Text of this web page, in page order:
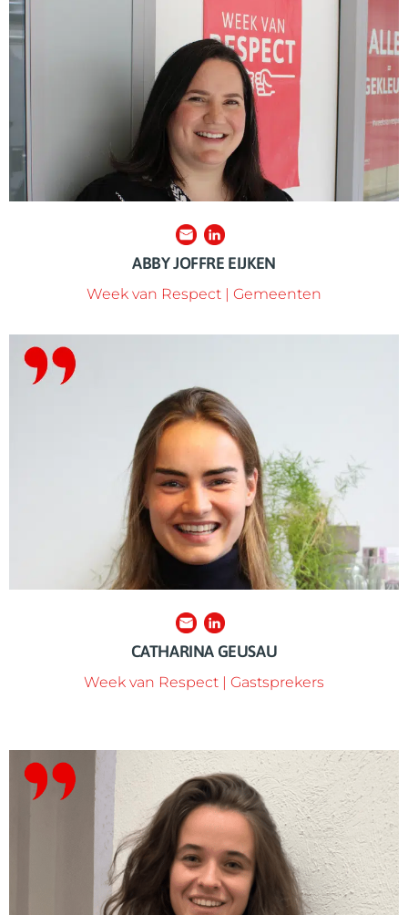
Samen met Julia is Abby verantwoordelijk voor het
ondersteunen en inspireren van de Respect Gemeenten.
Abby is vindingrijk en altijd meedenkend. Deze skills zet ze
graag in als ze in samenwerking de Week van Respect
lokaal invulling geeft. Wil je ook aanhaken? Abby plant
graag een kennismakingsgesprek in.
ABBY JOFFRE EIJKEN
Week van Respect | Gemeenten
Jaarlijks vertellen honderden gastsprekers hun
persoonlijke verhaal in de klas, op de sportclub of in een
buurthuis. Catharina faciliteert: ze kent al onze
gastsprekers en matcht ze zorgvuldig aan een groep
jongeren voor een onvergetelijke ervaring. Een vraag of zelf
gastpreker worden? Stuur haar een berichtje!
CATHARINA GEUSAU
Week van Respect | Gastsprekers
socials? Dan heb je het werk van Vada zeker al eens
voorbij zien komen. Ook zet ze jaarlijks de communicatiekit
online, zodat iedereen zijn eigen activiteiten in de Week
van Respect landelijk zichtbaar kan maken. Samenwerken
of vragen? Neem contact met haar op.